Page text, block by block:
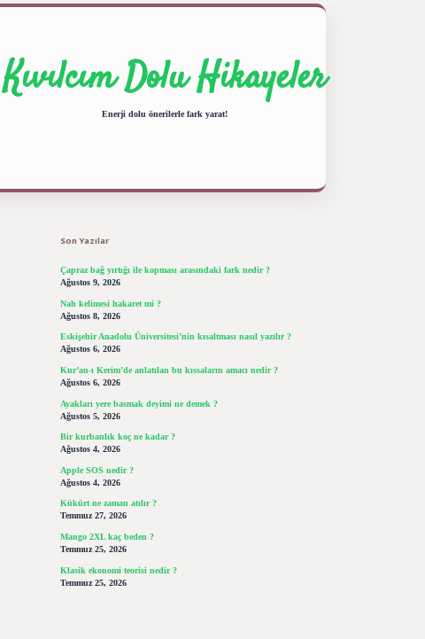
Kıvılcım Dolu Hikayeler
Enerji dolu önerilerle fark yarat!
Son Yazılar
Çapraz bağ yırtığı ile kopması arasındaki fark nedir ?
Ağustos 9, 2026
Nah kelimesi hakaret mi ?
Ağustos 8, 2026
Eskişehir Anadolu Üniversitesi’nin kısaltması nasıl yazılır ?
Ağustos 6, 2026
Kur’an-ı Kerim’de anlatılan bu kıssaların amacı nedir ?
Ağustos 6, 2026
Ayakları yere basmak deyimi ne demek ?
Ağustos 5, 2026
Bir kurbanlık koç ne kadar ?
Ağustos 4, 2026
Apple SOS nedir ?
Ağustos 4, 2026
Kükürt ne zaman atılır ?
Temmuz 27, 2026
Mango 2XL kaç beden ?
Temmuz 25, 2026
Klasik ekonomi teorisi nedir ?
Temmuz 25, 2026